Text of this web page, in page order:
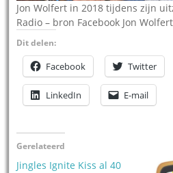
Jon Wolfert in 2018 tijdens zijn
Radio – bron Facebook Jon Wolfert
Dit delen:
Facebook Twitter
LinkedIn E-mail
Gerelateerd
Jingles Ignite Kiss al 40